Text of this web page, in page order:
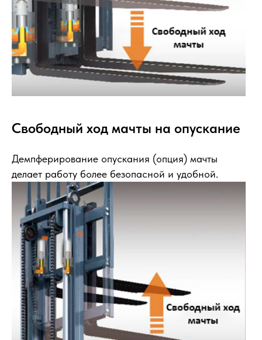
Свободный ход мачты на опускание
Демпферирование опускания (опция) мачты
делает работу более безопасной и удобной.